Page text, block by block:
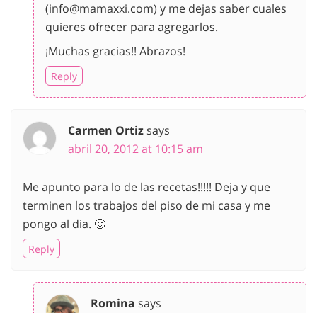
(info@mamaxxi.com) y me dejas saber cuales
quieres ofrecer para agregarlos.
¡Muchas gracias!! Abrazos!
Reply
Carmen Ortizsays
abril 20, 2012 at 10:15 am
Me apunto para lo de las recetas!!!!! Deja y que
terminen los trabajos del piso de mi casa y me
pongo al dia. 🙂
Reply
Romina says